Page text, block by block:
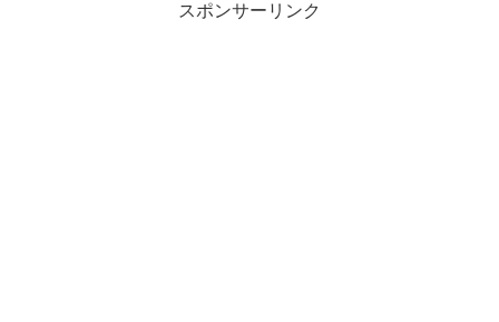
スポンサーリンク